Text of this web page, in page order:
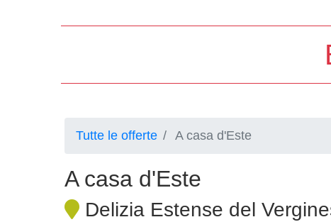
Tutte le offerte A casa d'Este
A casa d'Este
Delizia Estense del